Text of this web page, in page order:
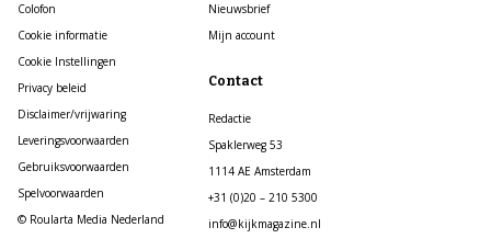
Colofon
Cookie informatie
Cookie Instellingen
Privacy beleid
Disclaimer/vrijwaring
Leveringsvoorwaarden
Gebruiksvoorwaarden
Spelvoorwaarden
© Roularta Media Nederland
Nieuwsbrief
Mijn account
Contact
Redactie
Spaklerweg 53
1114 AE Amsterdam
+31 (0)20 – 210 5300
info@kijkmagazine.nl